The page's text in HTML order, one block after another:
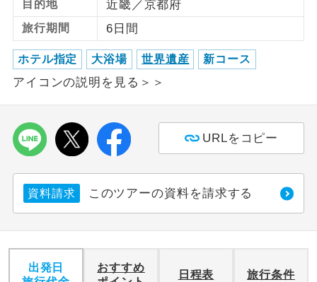
目的地 近畿／京都府
旅行期間 6日間
ホテル指定 大浴場 世界遺産 新コース
アイコンの説明を見る＞＞
URLをコピー
資料請求 このツアーの資料を請求する
出発日
おすすめ
日程表 旅行条件
す。
女性限定
女性限定でご参加いただけるコースで
す。
年齢制限あり
ご参加にあたり年齢に制限があるコース
航空会社指定
利用航空会社が指定なので、ご出発の計
画にとても便利です。
ホテル指定
おひとり様バ
す。